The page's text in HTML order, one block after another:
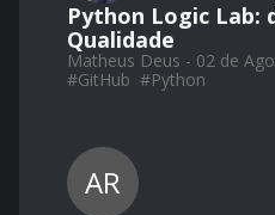
Python Logic Lab:
Qualidade
Matheus Deus - 02 de
#GitHub #Python
AR